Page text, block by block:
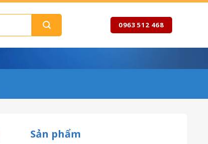
0963 512 468
Sản phẩm